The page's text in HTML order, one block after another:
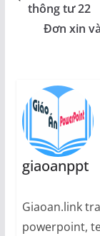
thông tư 22
Đơn xin
giaoanppt
Giaoan.link
powerpoint,